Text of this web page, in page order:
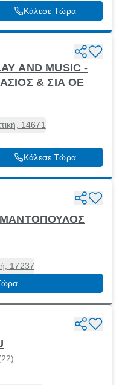
Κάλεσε Τώρα
AND MUSIC -
& ΣΙΑ ΟΕ
14671
Κάλεσε Τώρα
17237